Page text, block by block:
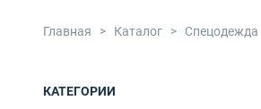
Главная > Каталог > Спецодежда
КАТЕГОРИИ